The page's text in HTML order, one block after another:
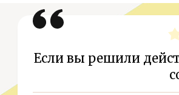
Если вы решили